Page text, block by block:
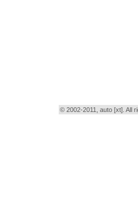
© 2002-2011, auto [xt]. All